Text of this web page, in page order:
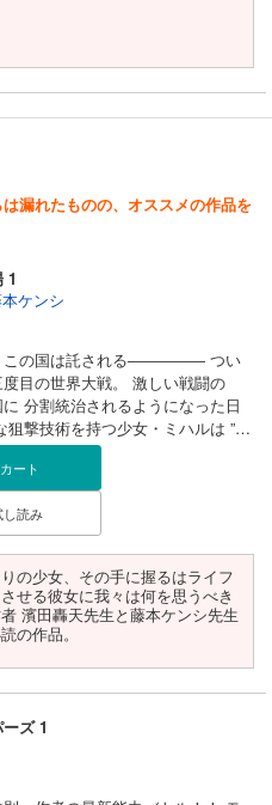
プがいますし、芸能人との
のチャライケメン！！
かく強烈です。
。読んでいて「こんな男、絶対
一緒に惹かれてしまう不思議な
り、無邪気に笑ったり、照れた
数ではないでしょうか。
も見逃せません！！
になったののか。渡良瀬の漫才
はない彼の姿に、これは沼るし
が可愛らしい。
なってしまった時の、心のリア
も“きゅん”と震えること間違い
作品です。
漏れたものの、オススメの作品を
1
ケンシ
の国は託される――――― つい
界大戦。 激しい戦闘の
分割統治されるようになった日
狙撃手・ショウと出会い、 国命を
かれていく――― 戦場と化し
く スナイパー・バディ・アクシ
カート
し読み
の少女、その手に握るはライフ
せる彼女に我々は何を思うべき
濱田轟天先生と藤本ケンシ先生
の作品。
ズ 1